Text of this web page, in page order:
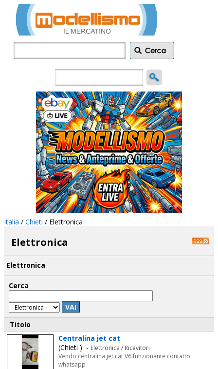
Italia / Chieti / Elettronica
Elettronica
Elettronica
Cerca
VAI
Titolo
Centralina jet cat
(Chieti ) - Elettronica / Ricevitori
Vendo centralina jet cat V6 funzionante contatto
whatsapp